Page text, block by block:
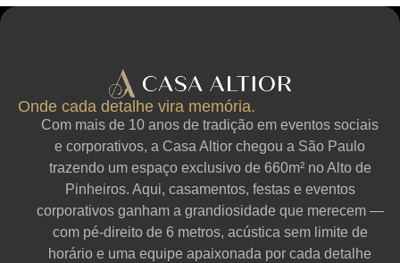
Onde cada detalhe vira memória.
Com mais de 10 anos de tradição em eventos sociais
e corporativos, a Casa Altior chegou a São Paulo
trazendo um espaço exclusivo de 660m² no Alto de
Pinheiros. Aqui, casamentos, festas e eventos
corporativos ganham a grandiosidade que merecem —
com pé-direito de 6 metros, acústica sem limite de
horário e uma equipe apaixonada por cada detalhe